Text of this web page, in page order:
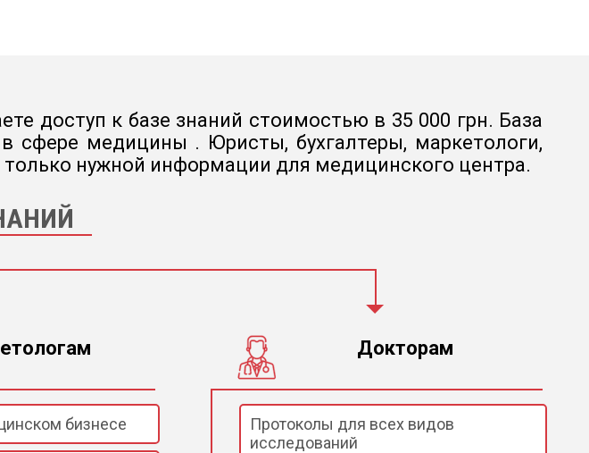
доступ к базе знаний стоимостью в 35 000 грн. База
медицины . Юристы, бухгалтеры, маркетологи,
нужной информации для медицинского центра.
бизнесе
Докторам
Протоколы для всех видов
исследований